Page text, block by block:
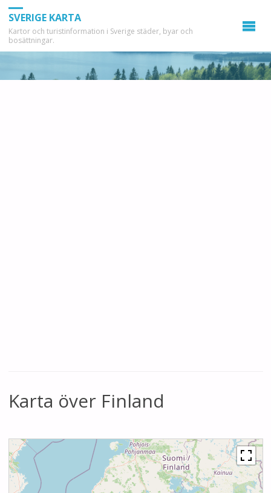
SVERIGE KARTA
Kartor och turistinformation i Sverige städer, byar och
bosättningar.
Karta över Finland